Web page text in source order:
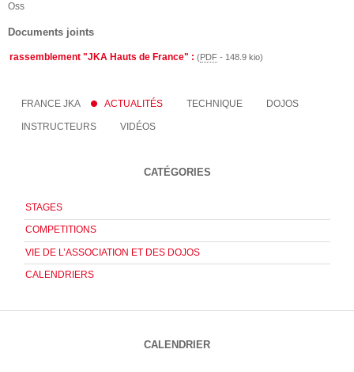
Oss
Documents joints
rassemblement "JKA Hauts de France" : (PDF - 148.9 kio)
FRANCE JKA ACTUALITÉS TECHNIQUE DOJOS
INSTRUCTEURS VIDÉOS
CATÉGORIES
STAGES
COMPETITIONS
VIE DE L’ASSOCIATION ET DES DOJOS
CALENDRIERS
CALENDRIER